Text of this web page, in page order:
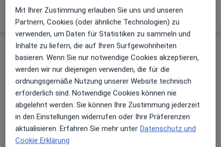
Mehr Details anzeigen
über die Adresse
Erfahrungen
Bewerten
13 Bewertungen
Mit Ihrer Zustimmung erlauben Sie uns und unseren
Partnern, Cookies (oder ähnliche Technologien) zu
verwenden, um Daten für Statistiken zu sammeln und
Inhalte zu liefern, die auf Ihren Surfgewohnheiten
basieren. Wenn Sie nur notwendige Cookies akzeptieren,
werden wir nur diejenigen verwenden, die für die
ordnungsgemäße Nutzung unserer Website technisch
erforderlich sind. Notwendige Cookies können nie
abgelehnt werden. Sie können Ihre Zustimmung jederzeit
in den Einstellungen widerrufen oder Ihre Präferenzen
aktualisieren. Erfahren Sie mehr unter Datenschutz und
Cookie Erklärung